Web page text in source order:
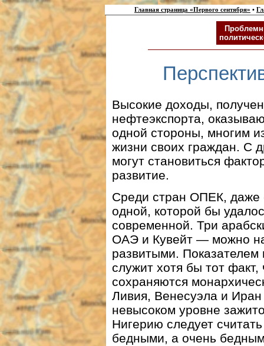
Главная страница «Первого сентября» •
Высокие доходы,
нефтеэкспорта,
одной стороны, многим
жизни своих граждан. С
могут становиться
развитие.
Среди стран ОПЕК, даже
одной, которой бы
современной. Три
ОАЭ и Кувейт — можно
развитыми. Показателем
служит хотя бы тот факт,
сохраняются
Ливия, Венесуэла и
невысоком уровне
Нигерию следует
бедными, а очень